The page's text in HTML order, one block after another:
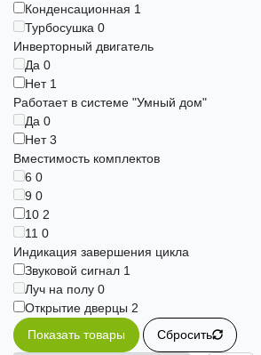
Конденсационная 1
Турбосушка 0
Инверторный двигатель
Да 0
Нет 1
Работает в системе "Умный дом"
Да 0
Нет3
Вместимость комплектов
6 0
9 0
10 2
11 0
Индикация завершения цикла
Звуковой сигнал 1
Луч на полу 0
Открытие дверцы 2
Показать товары
Сбросить